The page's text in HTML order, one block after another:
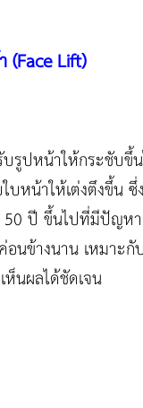
(Face Lift)
รูปหน้าให้กระชับ
น้าให้เต่งตึงขึ้น ซึ่
ปี ขึ้นไปที่มีปัญห
นข้างนาน เหมาะ
นผลได้ชัดเจน